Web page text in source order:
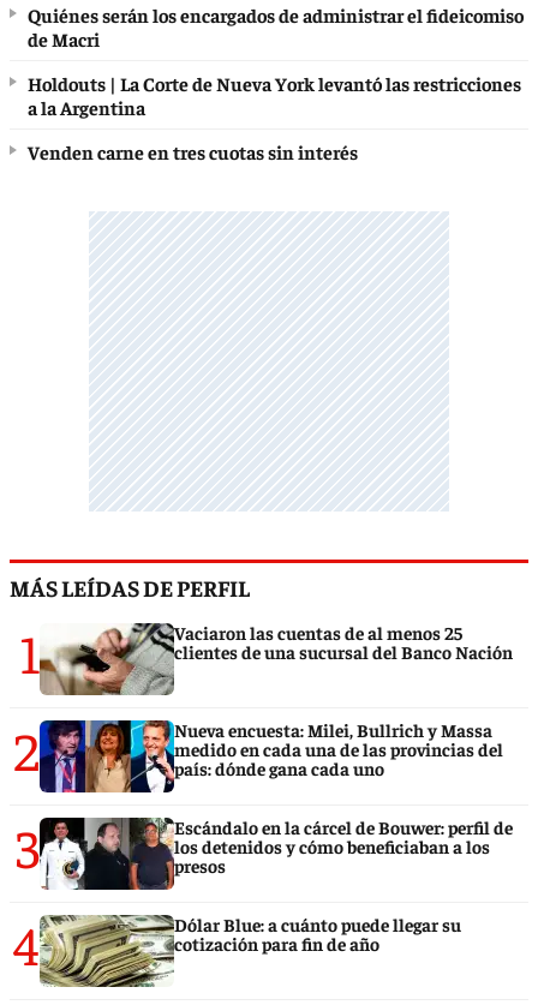
Quiénes serán los encargados de administrar el fideicomiso
de Macri
Holdouts | La Corte de Nueva York levantó las restricciones
a la Argentina
Venden carne en tres cuotas sin interés
MÁS LEÍDAS DE PERFIL
1
Vaciaron las cuentas de al menos 25
clientes de una sucursal del Banco Nación
2
Nueva encuesta: Milei, Bullrich y Massa
medido en cada una de las provincias del
país: dónde gana cada uno
3
Escándalo en la cárcel de Bouwer: perfil de
los detenidos y cómo beneficiaban a los
presos
4
Dólar Blue: a cuánto puede llegar su
cotización para fin de año